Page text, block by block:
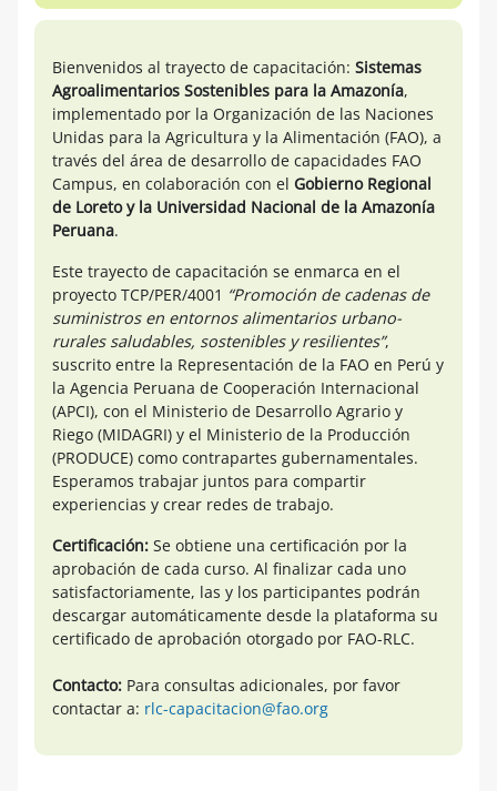
Bienvenidos al trayecto de capacitación: Sistemas
Agroalimentarios Sostenibles para la Amazonía,
implementado por la Organización de las Naciones
Unidas para la Agricultura y la Alimentación (FAO), a
través del área de desarrollo de capacidades FAO
Campus, en colaboración con el Gobierno Regional
de Loreto y la Universidad Nacional de la Amazonía
Peruana.
Este trayecto de capacitación se enmarca en el
proyecto TCP/PER/4001 “Promoción de cadenas de
suministros en entornos alimentarios urbano-
rurales saludables, sostenibles y resilientes”,
suscrito entre la Representación de la FAO en Perú y
la Agencia Peruana de Cooperación Internacional
(APCI), con el Ministerio de Desarrollo Agrario y
Riego (MIDAGRI) y el Ministerio de la Producción
(PRODUCE) como contrapartes gubernamentales.
Esperamos trabajar juntos para compartir
experiencias y crear redes de trabajo.
Certificación: Se obtiene una certificación por la
aprobación de cada curso. Al finalizar cada uno
satisfactoriamente, las y los participantes podrán
descargar automáticamente desde la plataforma su
certificado de aprobación otorgado por FAO-RLC.
Contacto: Para consultas adicionales, por favor
contactar a: rlc-capacitacion@fao.org